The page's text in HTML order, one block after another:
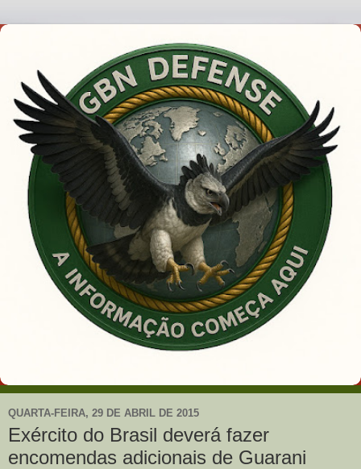
QUARTA-FEIRA, 29 DE ABRIL DE 2015
Exército do Brasil deverá fazer
encomendas adicionais de Guarani